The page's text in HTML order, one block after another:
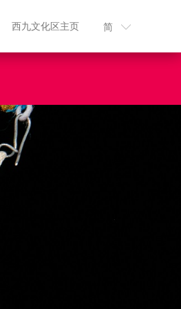
西九文化区主页 简